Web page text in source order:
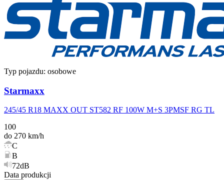
Typ pojazdu: osobowe
Starmaxx
245/45 R18 MAXX OUT ST582 RF 100W M+S 3PMSF RG TL
100
do 270 km/h
C
B
72dB
Data produkcji